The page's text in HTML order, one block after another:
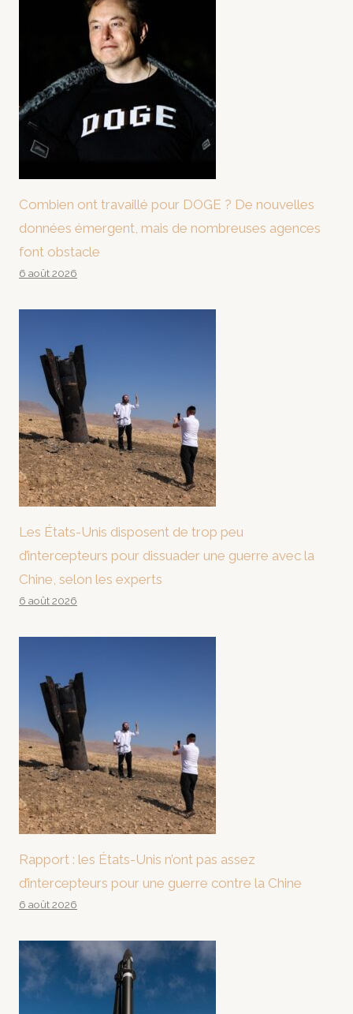
Combien ont travaillé pour DOGE ? De nouvelles
données émergent, mais de nombreuses agences
font obstacle
6 août 2026
Les États-Unis disposent de trop peu
d’intercepteurs pour dissuader une guerre avec la
Chine, selon les experts
6 août 2026
Rapport : les États-Unis n’ont pas assez
d’intercepteurs pour une guerre contre la Chine
6 août 2026